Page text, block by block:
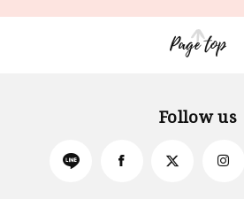
Page top
Follow us